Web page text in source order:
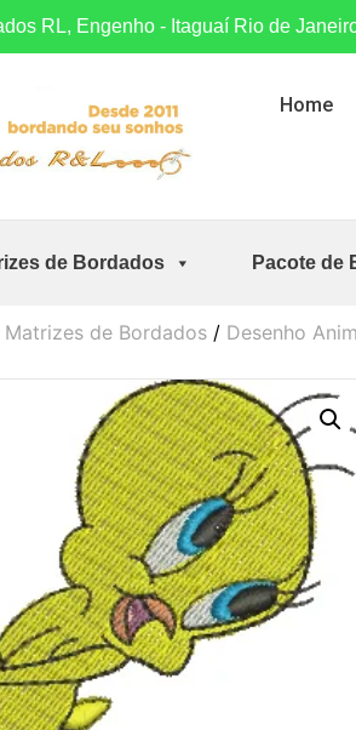
RL, Engenho - Itaguaí Rio de
Home
de Bordados Pacote de
Matrizes de Bordados / Desenho